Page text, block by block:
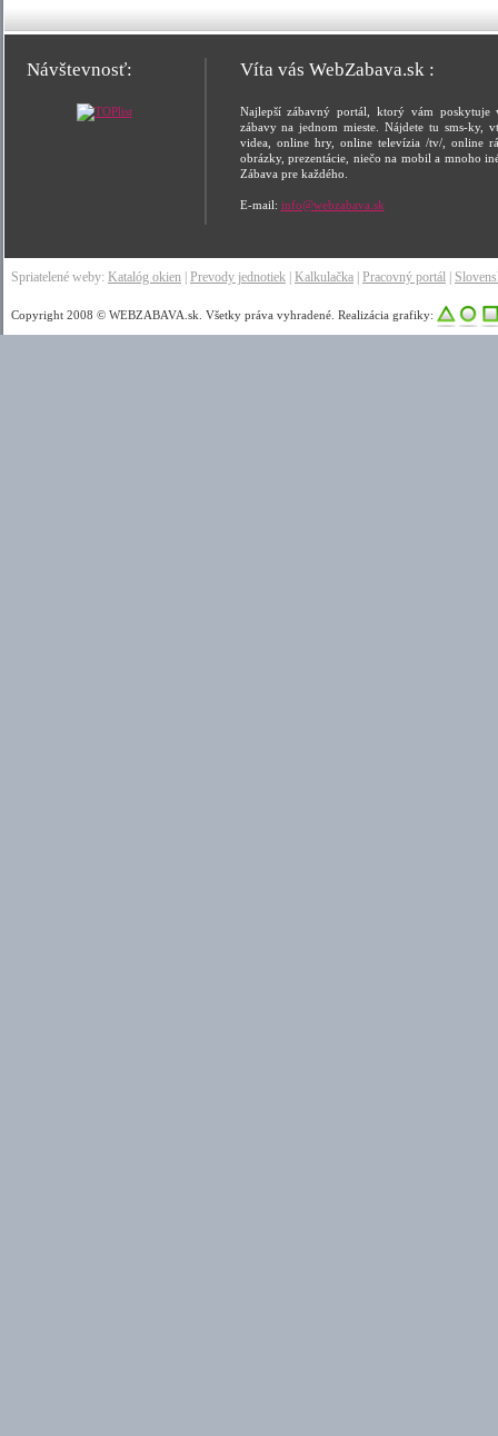
Návštevnosť: Víta vás WebZabava.sk :
Najlepší zábavný portál, ktorý vám poskytuje
zábavy na jednom mieste. Nájdete tu sms-ky,
videa, online hry, online televízia /tv/, online
obrázky, prezentácie, niečo na mobil a mnoho
Zábava pre každého.
E-mail: info@webzabava.sk
Spriatelené weby: Katalóg okien Prevody jednotiek Kalkulačka Pracovný portál
Copyright 2008 © WEBZABAVA.sk. Všetky práva vyhradené. Realizácia grafiky: